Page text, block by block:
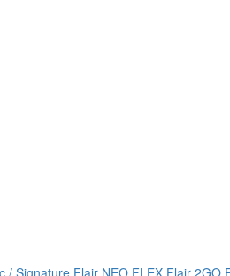
/ Signature Flair NEO FLEX Flair 2GO